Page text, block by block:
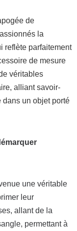
de
la
reflète parfaitement
de mesure
véritables
alliant savoir-
un objet porté
une véritable
leur
allant de la
permettant à